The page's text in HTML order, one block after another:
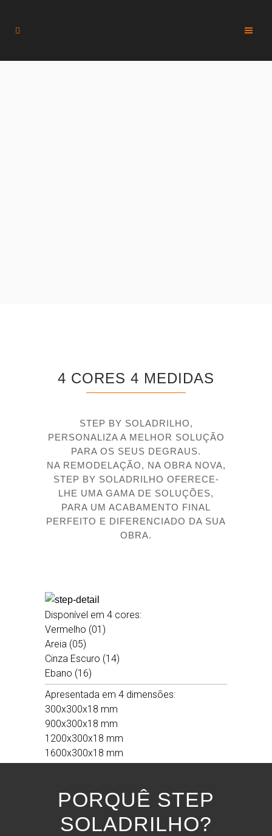
4 CORES 4 MEDIDAS
STEP BY SOLADRILHO,
PERSONALIZA A MELHOR SOLUÇÃO
PARA OS SEUS DEGRAUS.
NA REMODELAÇÃO, NA OBRA NOVA,
STEP BY SOLADRILHO OFERECE-
LHE UMA GAMA DE SOLUÇÕES,
PARA UM ACABAMENTO FINAL
PERFEITO E DIFERENCIADO DA SUA
OBRA.
Disponível em 4 cores:
Vermelho (01)
Areia (05)
Cinza Escuro (14)
Ebano (16)
Apresentada em 4 dimensões:
300x300x18 mm
900x300x18 mm
1200x300x18 mm
1600x300x18 mm
PORQUÊ STEP
SOLADRILHO?